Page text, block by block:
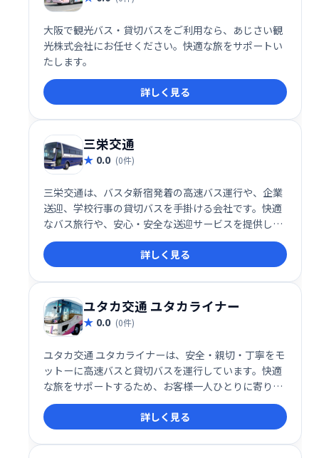
大阪で観光バス・貸切バスをご利用なら、あじさい観
光株式会社にお任せください。快適な旅をサポートい
たします。
詳しく見る
三栄交通
0.0 (0件)
三栄交通は、バスタ新宿発着の高速バス運行や、企業
送迎、学校行事の貸切バスを手掛ける会社です。快適
なバス旅行や、安心・安全な送迎サービスを提供して
います。お子様の遠足・修学旅行など、様々なニーズ
に対応いたします。信頼と実績に基づいた、質の高い
サービスをご提供します。
詳しく見る
ユタカ交通 ユタカライナー
0.0 (0件)
ユタカ交通 ユタカライナーは、安全・親切・丁寧をモ
ットーに高速バスと貸切バスを運行しています。快適
な旅をサポートするため、お客様一人ひとりに寄り添
ったサービスを提供しております。長年の経験と信頼
に基づき、安心してお任せいただける運行体制を整え
ています。ぜひ、ユタカライナーをご利用ください。
詳しく見る